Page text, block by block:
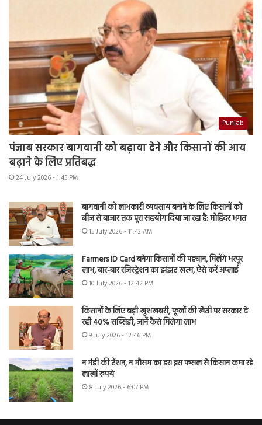
Punjab
पंजाब सरकार बागवानी को बढ़ावा देने और किसानों की आय
बढ़ाने के लिए प्रतिबद्ध
24 July 2026 - 1:45 PM
बागवानी को लाभकारी व्यवसाय बनाने के लिए किसानों को
बीज से बाजार तक पूरा सहयोग दिया जा रहा है: मोहिंदर भगत
15 July 2026 - 11:43 AM
Farmers ID Card बनेगा किसानों की पहचान, मिलेंगे भरपूर
लाभ, बार-बार रजिस्ट्रेशन का झंझट खत्म, ऐसे करें अप्लाई
10 July 2026 - 12:42 PM
किसानों के लिए बड़ी खुशखबरी, फूलों की खेती पर सरकार दे
रही 40% सब्सिडी, जानें कैसे मिलेगा लाभ
9 July 2026 - 12:46 PM
न मंडी की टेंशन, न मौसम का डर! इस फसल से किसान कमा रहे
लाखों रुपये
8 July 2026 - 6:07 PM